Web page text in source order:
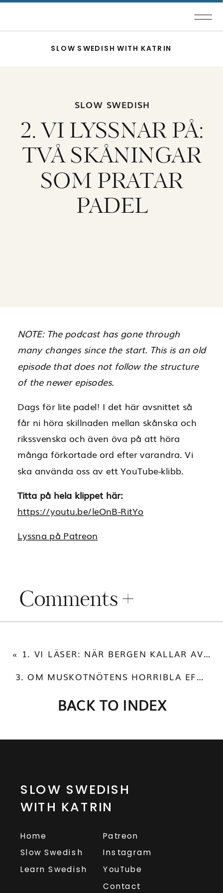
SLOW SWEDISH WITH KATRIN
2. VI LYSSNAR PÅ:
TVÅ SKÅNINGAR
SOM PRATAR
PADEL
SLOW SWEDISH
NOTE: The podcast has gone through
many changes since the start. This is an old
episode that does not follow the structure
of the newer episodes.
Dags för lite padel! I det här avsnittet så
får ni höra skillnaden mellan skånska och
rikssvenska och även öva på att höra
många förkortade ord efter varandra. Vi
ska använda oss av ett YouTube-klibb.
Titta på hela klippet här:
https://youtu.be/leOnB-RitYo
Lyssna på Patreon
Comments +
BACK TO INDEX
3. OM MUSKOTNÖTENS HORRIBLA EFFEKTER
« 1. VI LÄSER: NÄR BERGEN KALLAR AV RENATA CLUMSKA
SLOW SWEDISH
WITH KATRIN
Home
Slow Swedish
Contact
Patreon
Instagram
YouTube
Learn Swedish